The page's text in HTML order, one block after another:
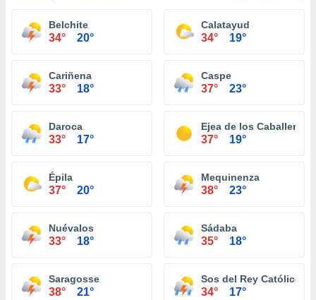
Belchite
34° 20°
Calatayud
34° 19°
Cariñena
33° 18°
Caspe
37° 23°
Daroca
33° 17°
Ejea de los Caballeros
37° 19°
Épila
37° 20°
Mequinenza
38° 23°
Nuévalos
33° 18°
Sádaba
35° 18°
Saragosse
38° 21°
Sos del Rey Católico
34° 17°